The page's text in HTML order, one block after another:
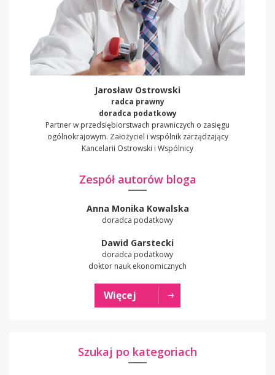
Jarosław Ostrowski
radca prawny
doradca podatkowy
Partner w przedsiębiorstwach prawniczych o zasięgu
ogólnokrajowym. Założyciel i wspólnik zarządzający
Kancelarii Ostrowski i Wspólnicy
Zespół autorów bloga
Anna Monika Kowalska
doradca podatkowy
Dawid Garstecki
doradca podatkowy
doktor nauk ekonomicznych
Więcej
Szukaj po kategoriach